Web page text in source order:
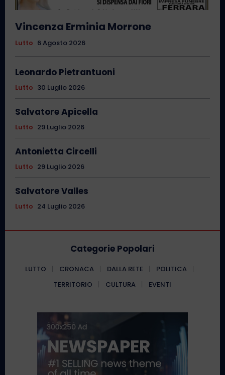
Vincenza Erminia Morrone
Lutto 6 Agosto 2026
Leonardo Pietrantuoni
Lutto 30 Luglio 2026
Salvatore Apicella
Lutto 29 Luglio 2026
Antonietta Circelli
Lutto 29 Luglio 2026
Salvatore Valles
Lutto 24 Luglio 2026
Categorie Popolari
LUTTO CRONACA DALLA RETE
POLITICA
TERRITORIO
CULTURA EVENTI